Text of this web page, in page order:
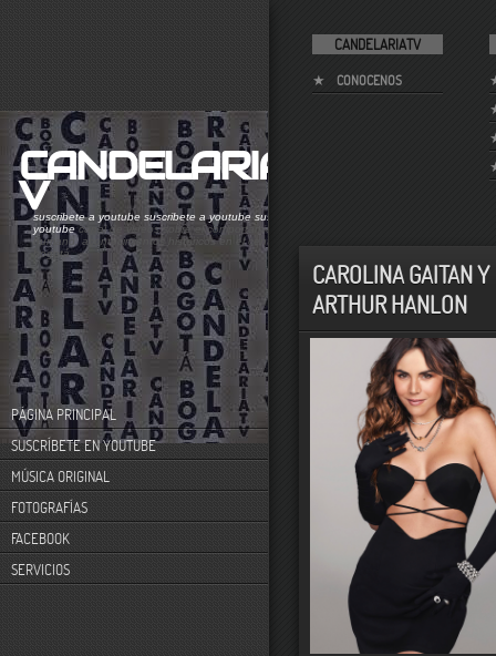
CANDELARIATV
CONOCENOS
CANDELARIAT
Vsuscribete a youtube suscribete a youtube suscribete a
youtubecanal de videos sobre el comportamiento
humano. acontecimientos históricos en el centro de
bogotá
PÁGINA PRINCIPAL
SUSCRÍBETE EN YOUTUBE
MÚSICA ORIGINAL
FOTOGRAFÍAS
FACEBOOK
SERVICIOS
CAROLINA GAITAN Y
ARTHUR HANLON